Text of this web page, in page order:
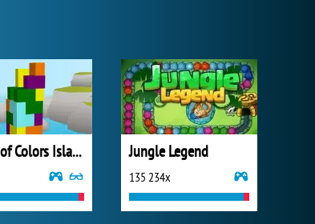
Tower of Colors Island Edition Jungle Legend
135 234x